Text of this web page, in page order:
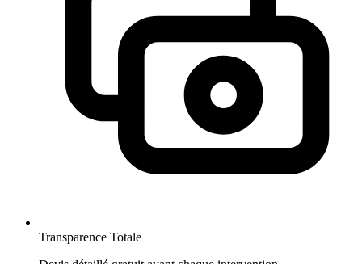
Transparence Totale